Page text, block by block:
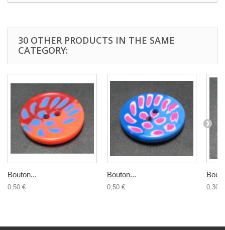
30 OTHER PRODUCTS IN THE SAME
CATEGORY:
Bouton...
0,50 €
Bouton...
0,50 € 0,30 €